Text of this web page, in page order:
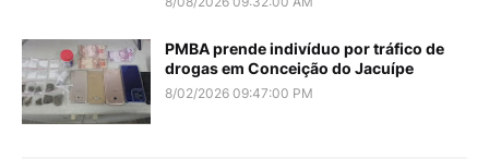
PMBA prende indivíduo por tráfico de
drogas em Conceição do Jacuípe
8/02/2026 09:47:00 PM